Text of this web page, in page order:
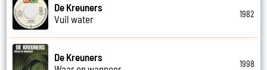
De Kreuners
Vuil water
1982
De Kreuners
1998